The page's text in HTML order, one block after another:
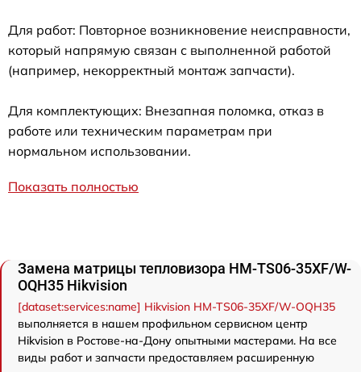
Для работ: Повторное возникновение неисправности,
который напрямую связан с выполненной работой
(например, некорректный монтаж запчасти).
Для комплектующих: Внезапная поломка, отказ в
работе или техническим параметрам при
нормальном использовании.
Показать полностью
Замена матрицы тепловизора HM-TS06-35XF/W-
OQH35 Hikvision
[dataset:services:name] Hikvision HM-TS06-35XF/W-OQH35
выполняется в нашем профильном сервисном центр
Hikvision в Ростове-на-Дону опытными мастерами. На все
виды работ и запчасти предоставляем расширенную